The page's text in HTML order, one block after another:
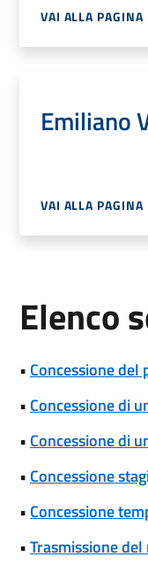
VAI ALLA PAGINA
Emiliano
VAI ALLA PAGINA
Elenco
• Concessione del
• Concessione di
• Concessione di
• Concessione
• Concessione
•Trasmissione